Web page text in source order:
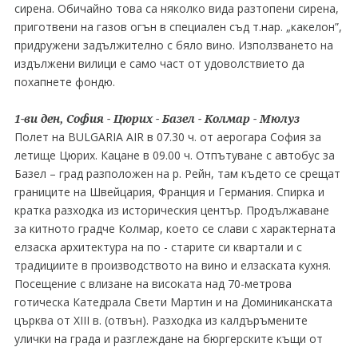
сирена. Обичайно това са няколко вида разтопени сирена,
приготвени на газов огън в специален съд т.нар. „какелон”,
придружени задължително с бяло вино. Използването на
издължени вилици е само част от удоволствието да
похапнете фондю.
1-ви ден, София - Цюрих - Базел - Колмар - Мюлуз
Полет на BULGARIA AIR в 07.30 ч. от аерогара София за
летище Цюрих. Кацане в 09.00 ч. Отпътуване с автобус за
Базел – град разположен на р. Рейн, там където се срещат
границите на Швейцария, Франция и Германия. Спирка и
кратка разходка из историческия център. Продължаване
за китното градче Колмар, което се слави с характерната
елзаска архитектура на по - старите си квартали и с
традициите в производството на вино и елзаската кухня.
Посещение с влизане на високата над 70-метрова
готическа Катедрала Свети Мартин и на Доминиканската
църква от XIII в. (отвън). Разходка из калдъръмените
улички на града и разглеждане на бюргерските къщи от